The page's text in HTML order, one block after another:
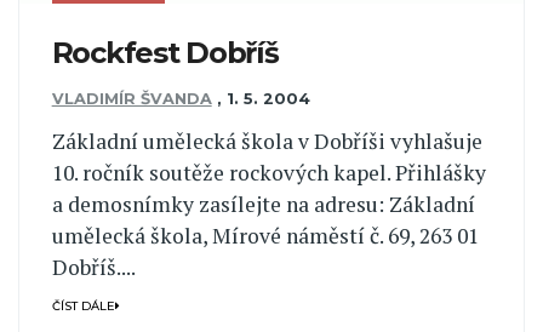
Rockfest Dobříš
VLADIMÍR ŠVANDA , 1. 5. 2004
Základní umělecká škola v Dobříši vyhlašuje
10. ročník soutěže rockových kapel. Přihlášky
a demosnímky zasílejte na adresu: Základní
umělecká škola, Mírové náměstí č. 69, 263 01
Dobříš....
ČÍST DÁLE